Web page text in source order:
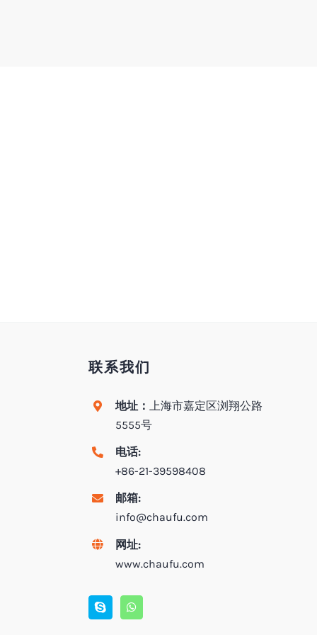
联系我们
地址： 上海市嘉定区浏翔公路
5555号
电话:
+86-21-39598408
邮箱:
info@chaufu.com
网址:
www.chaufu.com